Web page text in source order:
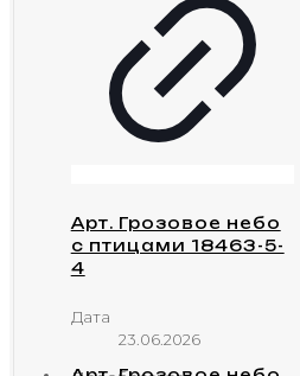
Арт. Грозовое небо
с птицами 18463-5-
4
Дата
23.06.2026